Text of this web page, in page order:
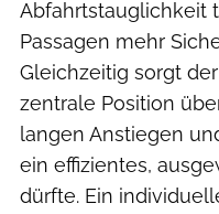
Abfahrtstauglichkeit
Passagen mehr
Gleichzeitig sorgt der
zentrale Position
langen Anstiegen
ein effizientes,
dürfte. Ein